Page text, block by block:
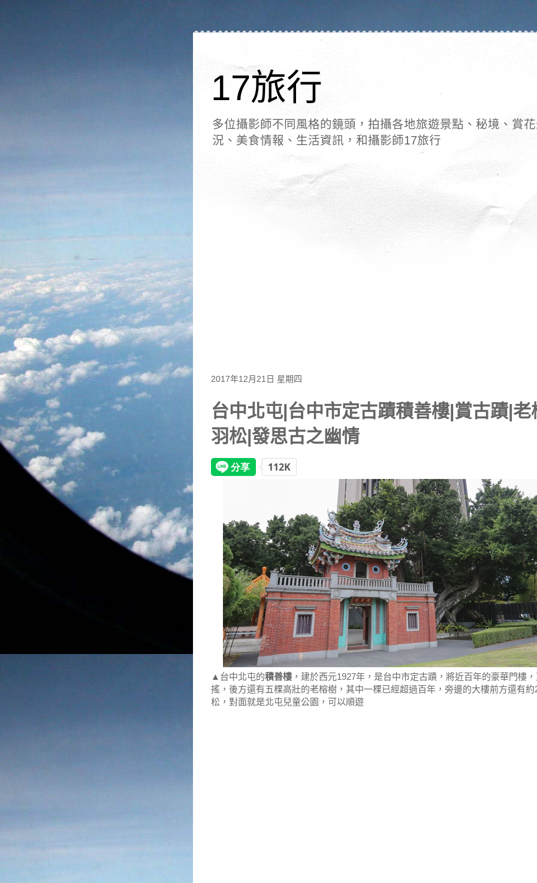
17旅行
多位攝影師不同風格的鏡頭，拍攝各地旅遊景點、秘境、賞
況、美食情報、生活資訊，和攝影師17旅行
2017年12月21日 星期四
台中北屯|台中市定古蹟積善樓|賞古蹟|老
羽松|發思古之幽情
▲台中北屯的積善樓 ，建於西元1927年，是台中市定古蹟，將近百年的豪華門樓
搖，後方還有五棵高壯的老榕樹，其中一棵已經超過百年，旁邊的大樓前方還有約
松，對面就是北屯兒童公園，可以順遊